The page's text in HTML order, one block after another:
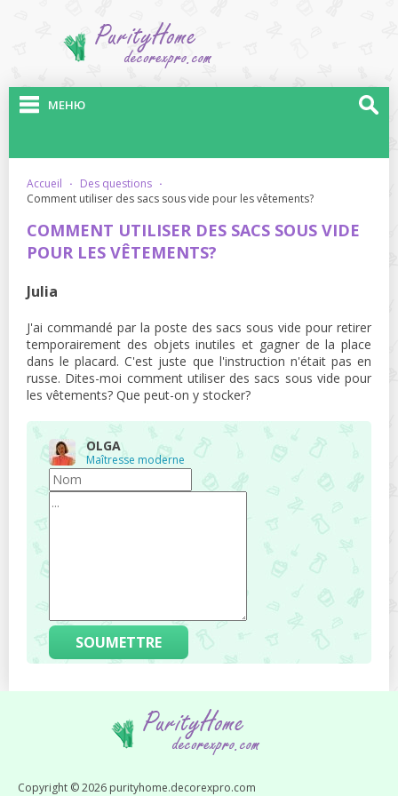
МЕНЮ
accueil · des questions ·
comment utiliser des sacs sous vide pour les vêtements?
COMMENT UTILISER DES SACS SOUS VIDE
POUR LES VÊTEMENTS?
Julia
J'ai commandé par la poste des sacs sous vide pour retirer
temporairement des objets inutiles et gagner de la place
dans le placard. C'est juste que l'instruction n'était pas en
russe. Dites-moi comment utiliser des sacs sous vide pour
les vêtements? Que peut-on y stocker?
OLGA
Maîtresse moderne
SOUMETTRE
Copyright © 2026 purityhome.decorexpro.com